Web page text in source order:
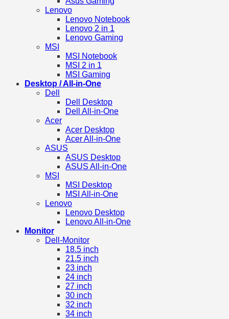
Lenovo
Lenovo Notebook
Lenovo 2 in 1
Lenovo Gaming
MSI
MSI Notebook
MSI 2 in 1
MSI Gaming
Desktop / All-in-One
Dell
Dell Desktop
Dell All-in-One
Acer
Acer Desktop
Acer All-in-One
ASUS
ASUS Desktop
ASUS All-in-One
MSI
MSI Desktop
MSI All-in-One
Lenovo
Lenovo Desktop
Lenovo All-in-One
Monitor
Dell-Monitor
18.5 inch
21.5 inch
23 inch
24 inch
27 inch
30 inch
32 inch
34 inch